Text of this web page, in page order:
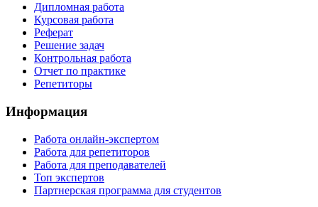
Дипломная работа
Курсовая работа
Реферат
Решение задач
Контрольная работа
Отчет по практике
Репетиторы
Информация
Работа онлайн-экспертом
Работа для репетиторов
Работа для преподавателей
Топ экспертов
Партнерская программа для студентов